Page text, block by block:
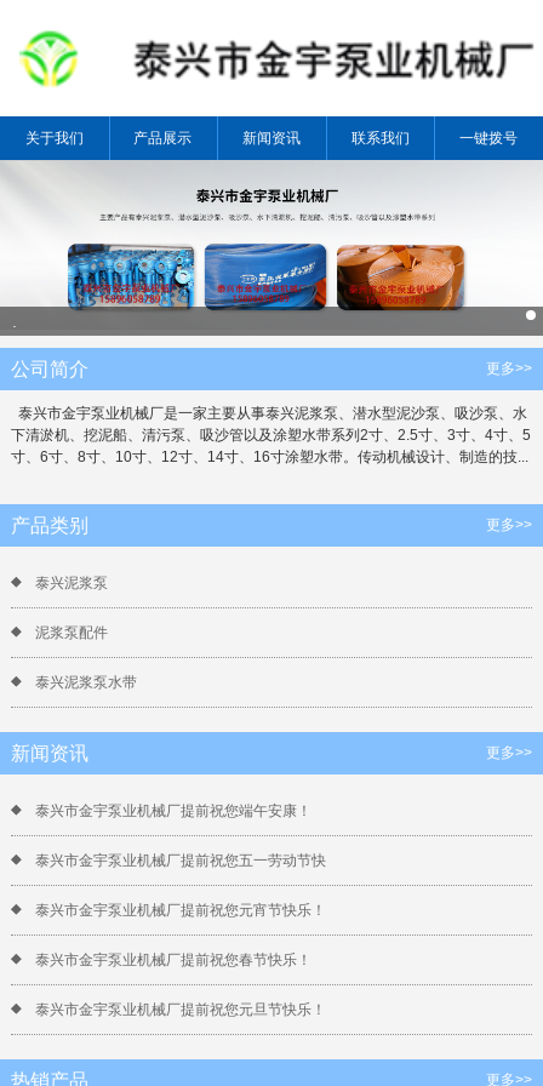
关于我们 产品展示 新闻资讯 联系我们 一键拨号
公司简介 更多>>
泰兴市金宇泵业机械厂是一家主要从事泰兴泥浆泵、潜水型泥沙泵、吸沙泵、水
下清淤机、挖泥船、清污泵、吸沙管以及涂塑水带系列2寸、2.5寸、3寸、4寸、5
寸、6寸、8寸、10寸、12寸、14寸、16寸涂塑水带。传动机械设计、制造的技...
产品类别 更多>>
泰兴泥浆泵
泥浆泵配件
泰兴泥浆泵水带
新闻资讯 更多>>
泰兴市金宇泵业机械厂提前祝您端午安康！
泰兴市金宇泵业机械厂提前祝您五一劳动节快
泰兴市金宇泵业机械厂提前祝您元宵节快乐！
泰兴市金宇泵业机械厂提前祝您春节快乐！
泰兴市金宇泵业机械厂提前祝您元旦节快乐！
热销产品 更多>>